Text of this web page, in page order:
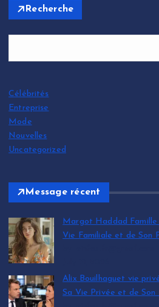
Recherche
Célébrités
Entreprise
Mode
Nouvelles
Uncategorized
Message récent
Margot Haddad Famille
Vie Familiale et de Son
Alix Bouilhaguet vie
Sa Vie Privée et de Son